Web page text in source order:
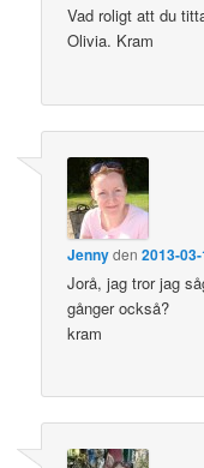
Vad roligt att du
Olivia. Kram
Jennyden2013-
Jorå, jag tror jag
gånger också?
kram